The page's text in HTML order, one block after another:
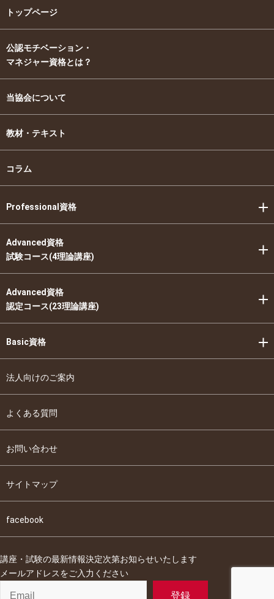
トップページ
公認モチベーション・
マネジャー資格とは？
当協会について
教材・テキスト
コラム
Professional資格
Advanced資格
試験コース(4理論講座)
Advanced資格
認定コース(23理論講座)
Basic資格
法人向けのご案内
よくある質問
お問い合わせ
サイトマップ
facebook
講座・試験の最新情報決定次第お知らせいたします
メールアドレスをご入力ください